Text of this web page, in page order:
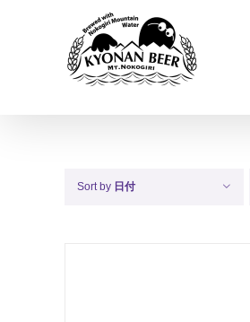
Sort by 日付